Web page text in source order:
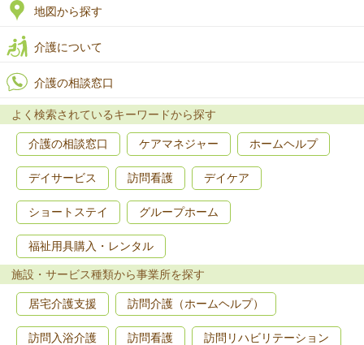
地図から探す
介護について
介護の相談窓口
よく検索されているキーワードから探す
介護の相談窓口 ケアマネジャー ホームヘルプ
デイサービス 訪問看護 デイケア
ショートステイ グループホーム
福祉用具購入・レンタル
施設・サービス種類から事業所を探す
居宅介護支援 訪問介護（ホームヘルプ）
訪問入浴介護 訪問看護 訪問リハビリテーション